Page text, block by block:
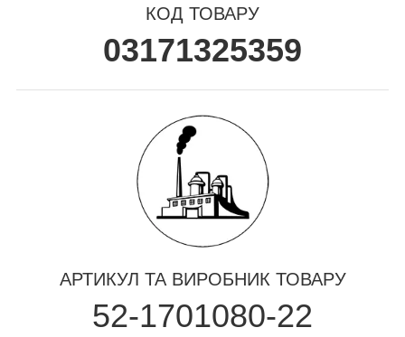
КОД ТОВАРУ
03171325359
АРТИКУЛ ТА ВИРОБНИК ТОВАРУ
52-1701080-22